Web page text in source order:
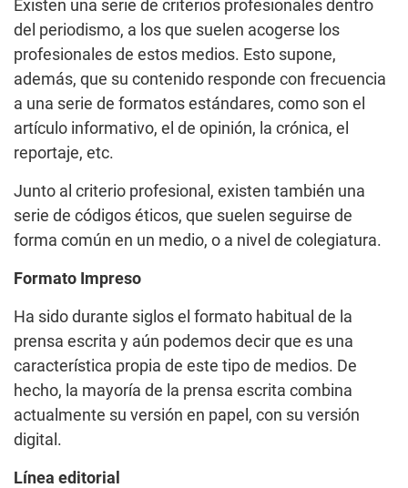
Existen una serie de criterios profesionales dentro
del periodismo, a los que suelen acogerse los
profesionales de estos medios. Esto supone,
además, que su contenido responde con frecuencia
a una serie de formatos estándares, como son el
artículo informativo, el de opinión, la crónica, el
reportaje, etc.
Junto al criterio profesional, existen también una
serie de códigos éticos, que suelen seguirse de
forma común en un medio, o a nivel de colegiatura.
Formato Impreso
Ha sido durante siglos el formato habitual de la
prensa escrita y aún podemos decir que es una
característica propia de este tipo de medios. De
hecho, la mayoría de la prensa escrita combina
actualmente su versión en papel, con su versión
digital.
Línea editorial